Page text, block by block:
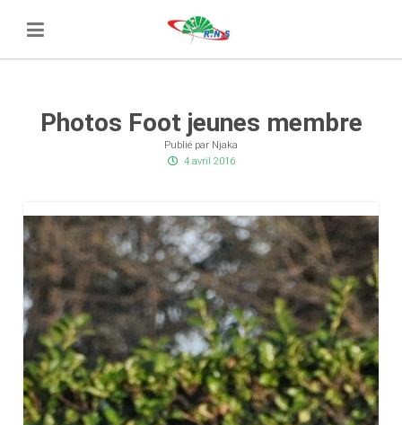
Photos Foot jeunes membre
Publié par Njaka
4 avril 2016